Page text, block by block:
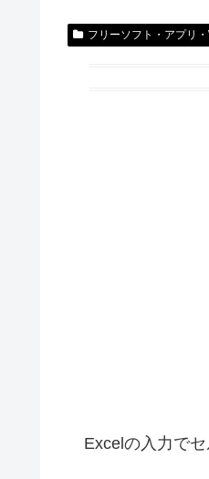
フリーソフト・アプリ
Excelの入力でセ